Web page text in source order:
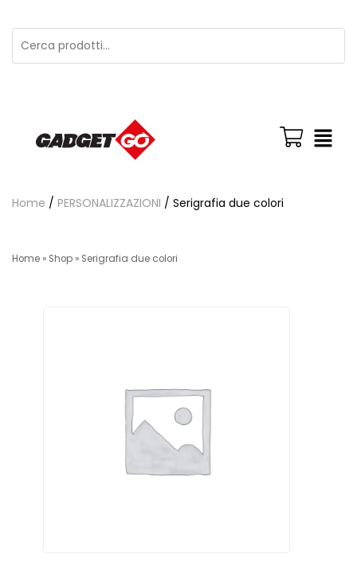
Home / PERSONALIZZAZIONI / Serigrafia due colori
Home » Shop » Serigrafia due colori